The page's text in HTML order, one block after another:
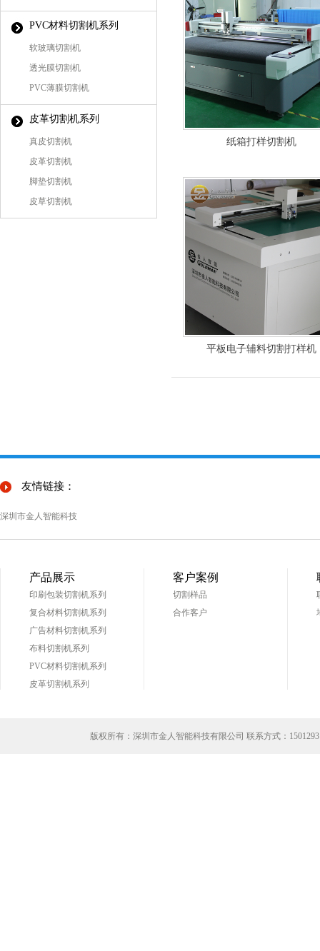
PVC材料切割机系列
软玻璃切割机
透光膜切割机
PVC薄膜切割机
皮革切割机系列
真皮切割机
皮革切割机
脚垫切割机
皮草切割机
纸箱打样切割机
平板电子辅料切割打样机
友情链接：
深圳市金人智能科技
产品展示
印刷包装切割机系列
复合材料切割机系列
广告材料切割机系列
布料切割机系列
PVC材料切割机系列
皮革切割机系列
客户案例
切割样品
合作客户
版权所有：深圳市金人智能科技有限公司 联系方式：